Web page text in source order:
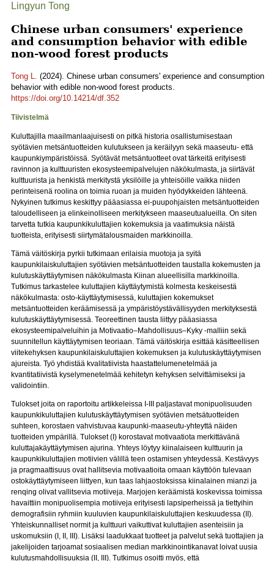
Lingyun Tong
Chinese urban consumers' experience
and consumption behavior with edible
non-wood forest products
Tong L. (2024). Chinese urban consumers' experience and consumption
behavior with edible non-wood forest products.
https://doi.org/10.14214/df.352
Tiivistelmä
Kuluttajilla maailmanlaajuisesti on pitkä historia osallistumisestaan
syötävien metsäntuotteiden kulutukseen ja keräilyyn sekä maaseutu- että
kaupunkiympäristöissä. Syötävät metsäntuotteet ovat tärkeitä erityisesti
ravinnon ja kulttuuristen ekosysteemipalvelujen näkökulmasta, ja siirtävät
kulttuurista ja henkistä merkitystä yksilöille ja yhteisöille vaikka niiden
perinteisenä roolina on toimia ruoan ja muiden hyödykkeiden lähteenä.
Nykyinen tutkimus keskittyy pääasiassa ei-puupohjaisten metsäntuotteiden
taloudelliseen ja elinkeinolliseen merkitykseen maaseutualueilla. On siten
tarvetta tutkia kaupunkikuluttajien kokemuksia ja vaatimuksia näistä
tuotteista, erityisesti siirtymätalousmaiden markkinoilla.
Tämä väitöskirja pyrkii tutkimaan erilaisia muotoja ja syitä
kaupunkilaiskuluttajien syötävien metsäntuotteiden taustalla kokemusten ja
kulutuskäyttäytymisen näkökulmasta Kiinan alueellisilla markkinoilla.
Tutkimus tarkastelee kuluttajien käyttäytymistä kolmesta keskeisestä
näkökulmasta: osto-käyttäytymisessä, kuluttajien kokemukset
metsäntuotteiden keräämisessä ja ympäristöystävällisyyden merkityksestä
kulutuskäyttäytymisessä. Teoreettinen tausta liittyy pääasiassa
ekosysteemipalveluihin ja Motivaatio–Mahdollisuus–Kyky -malliin sekä
suunnitellun käyttäytymisen teoriaan. Tämä väitöskirja esittää käsitteellisen
viitekehyksen kaupunkilaiskuluttajien kokemuksen ja kulutuskäyttäytymisen
ajureista. Työ yhdistää kvalitatiivista haastattelumenetelmää ja
kvantitatiivistä kyselymenetelmää kehitetyn kehyksen selvittämiseksi ja
validointiin.
Tulokset joita on raportoitu artikkeleissa I-III paljastavat monipuolisuuden
kaupunkikuluttajien kulutuskäyttäytymisen syötävien metsätuotteiden
suhteen, korostaen vahvistuvaa kaupunki-maaseutu-yhteyttä näiden
tuotteiden ympärillä. Tulokset (I) korostavat motivaatiota merkittävänä
kuluttajakäyttäytymisen ajurina. Yhteys löytyy kiinalaiseen kulttuurin ja
kaupunkikuluttajien motiivien välillä teen ostamisen yhteydessä. Kestävyys
ja pragmaattisuus ovat hallitsevia motivaatioita omaan käyttöön tulevaan
ostokäyttäytymiseen liittyen, kun taas lahjaostoksissa kiinalainen mianzi ja
renqing olivat vallitsevia motiiveja. Marjojen keräämistä koskevissa toimissa
havaittiin monipuolisempia motiiveja erityisesti lapsiperheissä ja tiettyihin
demografisiin ryhmiin kuuluvien kaupunkilaiskuluttajien keskuudessa (II).
Yhteiskunnalliset normit ja kulttuuri vaikuttivat kuluttajien asenteisiin ja
uskomuksiin (I, II, III). Lisäksi laadukkaat tuotteet ja palvelut sekä tuottajien ja
jakelijoiden tarjoamat sosiaalisen median markkinointikanavat loivat uusia
kulutusmahdollisuuksia (II, III). Tutkimus osoitti myös, että